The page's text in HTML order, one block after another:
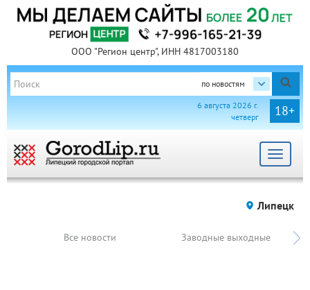
ООО "Регион центр", ИНН 4817003180
по новостям
18+
6 августа 2026 г.
четверг
Toggle
Липецк
Все новости Заводные выходные